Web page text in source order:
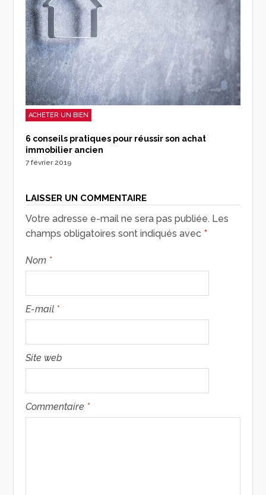
ACHETER UN BIEN
6 conseils pratiques pour réussir son achat
immobilier ancien
7 février 2019
LAISSER UN COMMENTAIRE
Votre adresse e-mail ne sera pas publiée. Les
champs obligatoires sont indiqués avec *
Nom *
E-mail *
Site web
Commentaire *